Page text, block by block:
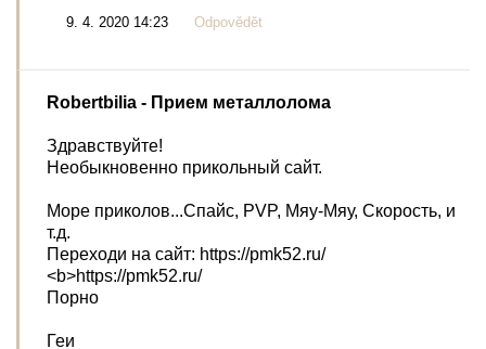
9. 4. 2020 14:23 Odpovědět
Robertbilia - Прием металлолома
Здравствуйте!
Необыкновенно прикольный сайт.
Море приколов...Спайс, PVP, Мяу-Мяу, Скорость, и
т.д.
Переходи на сайт: https://pmk52.ru/
<b>https://pmk52.ru/
Порно
Геи